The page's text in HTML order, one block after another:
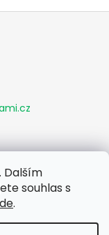
Dalším
souhlas s
.